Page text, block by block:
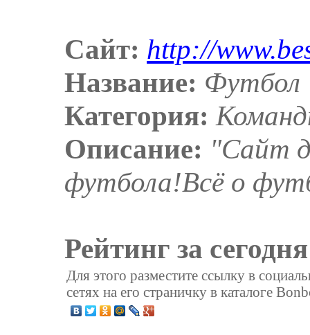
Сайт: http://
Название: Футбол
Категория:
Описание: "Сайт
футбола!Всё о
Рейтинг за
Для этого разместите ссылку в
сетях на его страничку в каталоге